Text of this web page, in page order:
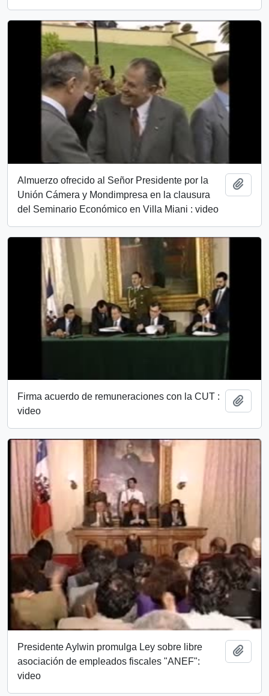
Almuerzo ofrecido al Señor Presidente por la
Unión Cámera y Mondimpresa en la clausura
del Seminario Económico en Villa Miani : video
Firma acuerdo de remuneraciones con la CUT :
video
Presidente Aylwin promulga Ley sobre libre
asociación de empleados fiscales "ANEF":
video